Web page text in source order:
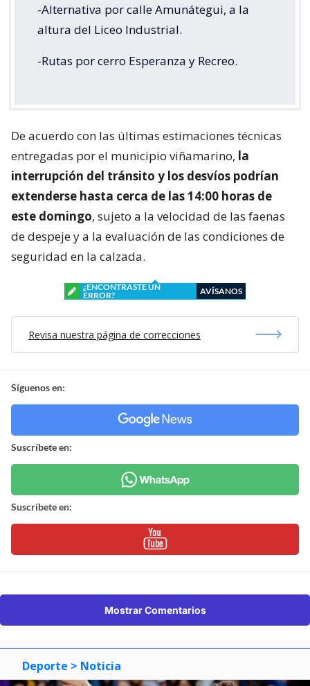
-Alternativa por calle Amunátegui, a la
altura del Liceo Industrial.
-Rutas por cerro Esperanza y Recreo.
De acuerdo con las últimas estimaciones técnicas
entregadas por el municipio viñamarino, la
interrupción del tránsito y los desvíos podrían
extenderse hasta cerca de las 14:00 horas de
este domingo, sujeto a la velocidad de las faenas
de despeje y a la evaluación de las condiciones de
seguridad en la calzada.
¿ENCONTRASTE UN
ERROR?
AVÍSANOS
Revisa nuestra página de correcciones
Síguenos en:
Suscríbete en:
Suscríbete en:
Mostrar Comentarios
Deporte > Noticia